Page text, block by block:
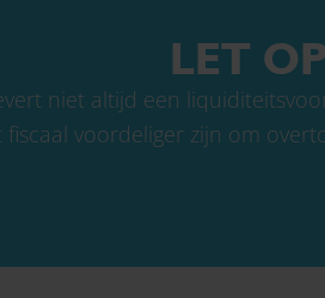
LET
niet altijd een
voordeliger zijn om